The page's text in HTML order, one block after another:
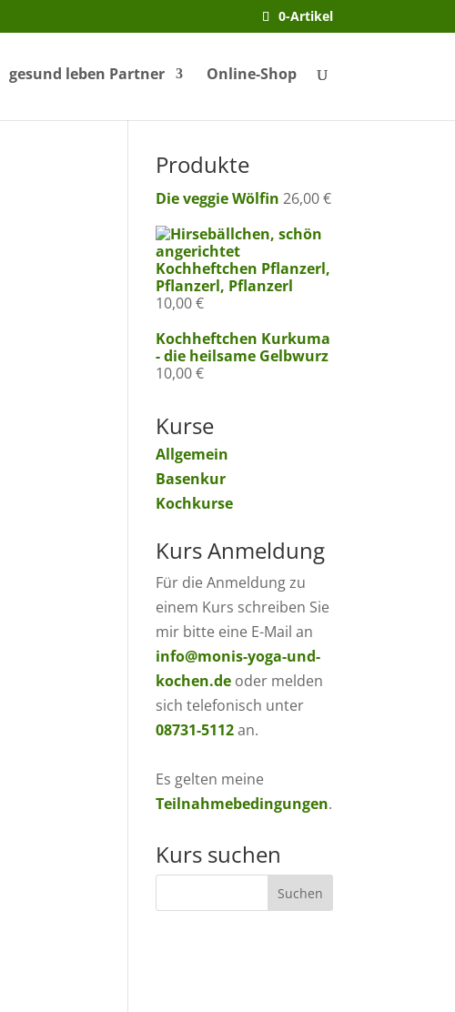
0-Artikel
gesund leben Partner Online-Shop
Produkte
Die veggie Wölfin 26,00€
Kochheftchen Pflanzerl,
Pflanzerl, Pflanzerl
10,00€
Kochheftchen Kurkuma
- die heilsame Gelbwurz
10,00€
Kurse
Allgemein
Basenkur
Kochkurse
Kurs Anmeldung
Für die Anmeldung zu
einem Kurs schreiben Sie
mir bitte eine E-Mail an
info@monis-yoga-und-
kochen.de oder melden
sich telefonisch unter
08731-5112an.
Es gelten meine
Teilnahmebedingungen.
Kurs suchen